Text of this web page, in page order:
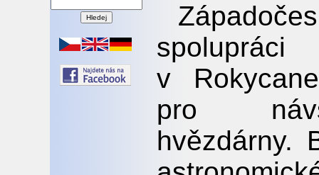
v
pro
hvězdárny.